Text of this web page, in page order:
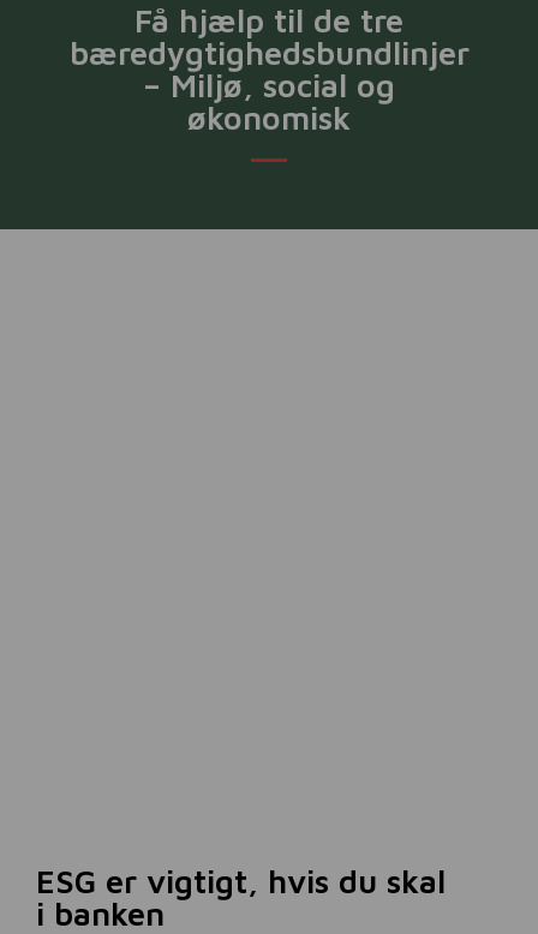
Få hjælp til de tre
bæredygtighedsbundlinjer
– Miljø, social og
økonomisk
ESG er vigtigt, hvis du skal
i banken